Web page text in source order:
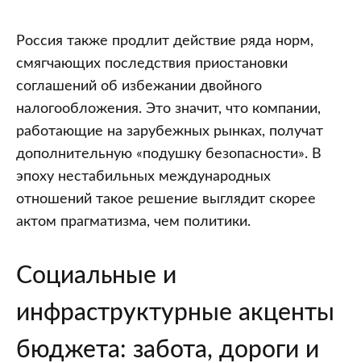
Россия также продлит действие ряда норм,
смягчающих последствия приостановки
соглашений об избежании двойного
налогообложения. Это значит, что компании,
работающие на зарубежных рынках, получат
дополнительную «подушку безопасности». В
эпоху нестабильных международных
отношений такое решение выглядит скорее
актом прагматизма, чем политики.
Социальные и
инфраструктурные акценты
бюджета: забота, дороги и